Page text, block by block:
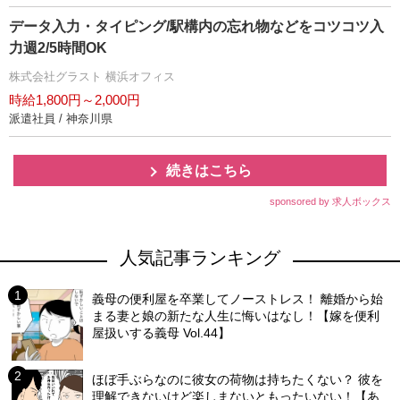
データ入力・タイピング/駅構内の忘れ物などをコツコツ入
力週2/5時間OK
株式会社グラスト 横浜オフィス
時給1,800円～2,000円
派遣社員 / 神奈川県
続きはこちら
sponsored by 求人ボックス
人気記事ランキング
義母の便利屋を卒業してノーストレス！ 離婚から始
まる妻と娘の新たな人生に悔いはなし！【嫁を便利
屋扱いする義母 Vol.44】
ほぼ手ぶらなのに彼女の荷物は持ちたくない？ 彼を
理解できないけど楽しまないともったいない！【あ